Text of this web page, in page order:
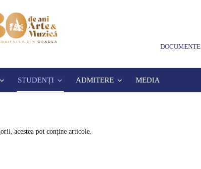
DOCUMENTE
STUDENȚI ADMITERE MEDIA
acestea pot conține articole.